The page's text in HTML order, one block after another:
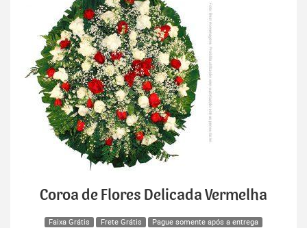
Coroa de Flores Delicada Vermelha
Faixa Grátis Frete Grátis Pague somente após a entrega